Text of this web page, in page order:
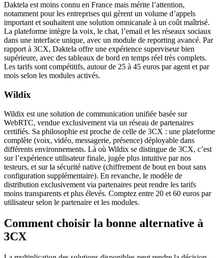
Daktela est moins connu en France mais mérite l’attention,
notamment pour les entreprises qui gèrent un volume d’appels
important et souhaitent une solution omnicanale à un coût maîtrisé.
La plateforme intègre la voix, le chat, l’email et les réseaux sociaux
dans une interface unique, avec un module de reporting avancé. Par
rapport à 3CX, Daktela offre une expérience superviseur bien
supérieure, avec des tableaux de bord en temps réel très complets.
Les tarifs sont compétitifs, autour de 25 à 45 euros par agent et par
mois selon les modules activés.
Wildix
Wildix est une solution de communication unifiée basée sur
WebRTC, vendue exclusivement via un réseau de partenaires
certifiés. Sa philosophie est proche de celle de 3CX : une plateforme
complète (voix, vidéo, messagerie, présence) déployable dans
différents environnements. Là où Wildix se distingue de 3CX, c’est
sur l’expérience utilisateur finale, jugée plus intuitive par nos
testeurs, et sur la sécurité native (chiffrement de bout en bout sans
configuration supplémentaire). En revanche, le modèle de
distribution exclusivement via partenaires peut rendre les tarifs
moins transparents et plus élevés. Comptez entre 20 et 60 euros par
utilisateur selon le partenaire et les modules.
Comment choisir la bonne alternative à
3CX